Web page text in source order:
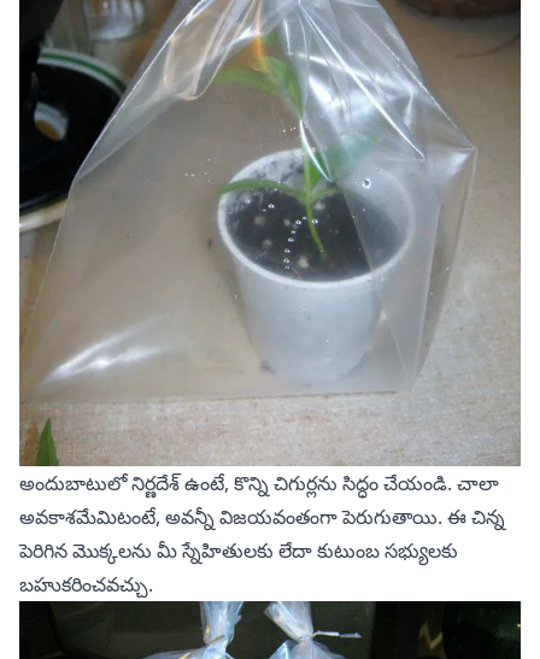
అందుబాటులో నిర్ణదేశ్ ఉంటే, కొన్ని చిగుర్లను సిద్ధం చేయండి. చాలా
అవకాశమేమిటంటే, అవన్నీ విజయవంతంగా పెరుగుతాయి. ఈ చిన్న
పెరిగిన మొక్కలను మీ స్నేహితులకు లేదా కుటుంబ సభ్యులకు
బహుకరించవచ్చు.